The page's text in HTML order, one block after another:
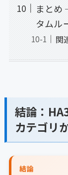
まと
タムル
関
結論：
カテゴリ
結論